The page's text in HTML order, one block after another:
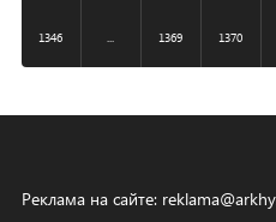
1346 1369 1370
Реклама на сайте: